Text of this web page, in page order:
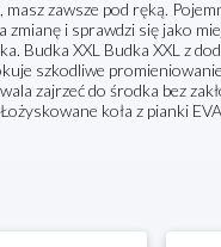
zawsze pod ręką.
i sprawdzi się jako
Budka XXL Budka XXL z
szkodliwe
zajrzeć do środka bez
koła z pianki